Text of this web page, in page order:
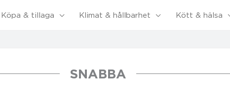
Köpa & tillaga Klimat & hållbarhet Kött & hälsa
SNABBA